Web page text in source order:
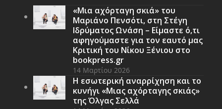
«Μια αχόρταγη σκιά» του
Μαριάνο Πενσότι, στη Στέγη
Ιδρύματος Ωνάση – Είμαστε ό,τι
αφηγούμαστε για τον εαυτό μας
Κριτική του Νίκου Ξένιου στο
bookpress.gr
14 Μαρτίου 2026
Η εσωτερική αναρρίχηση και το
κυνήγι «Μιας αχόρταγης σκιάς»
της Όλγας Σελλά